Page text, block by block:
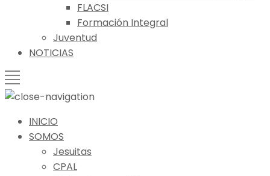
FLACSI
Formación Integral
Juventud
NOTICIAS
INICIO
SOMOS
Jesuitas
CPAL